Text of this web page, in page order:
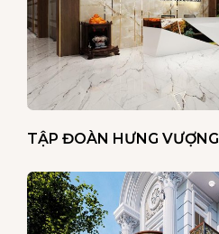
TẬP ĐOÀN HƯNG VƯỢNG